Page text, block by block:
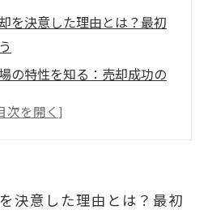
を決意した理由とは？最初
の特性を知る：売却成功の
却へ
決意した理由とは？最初